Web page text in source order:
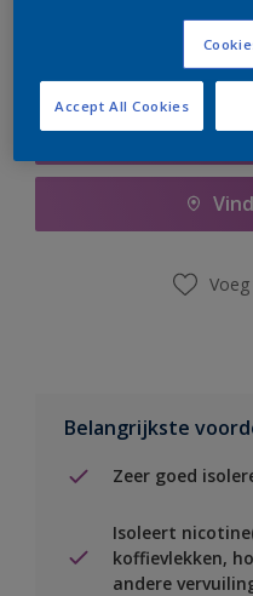
Belangrijkste
Zeer goed
Isoleert
koffievlekken,
andere
Accept All Cookies